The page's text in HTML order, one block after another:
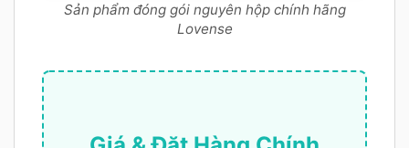
Sản phẩm đóng gói nguyên hộp chính hãng
Lovense